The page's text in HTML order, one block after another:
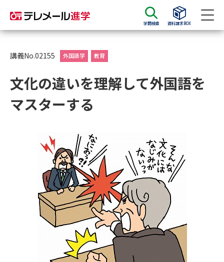
学問検索 資料請求BOX
資料請求
大学・短大の資料種類から請求
総合型選抜・学校推薦型選抜 募
集要項＆願書
大学入学共通テスト利用選抜の
募集要項＆願書
大学・短大以外の資料から請求
専門学校の資料請求 大学院の資料請求
留学・進学関連、塾・予備校
大学入学共通テスト「受験案
内」の請求
講義No.02155 外国語学 教育
文化の違いを理解して外国語を
マスターする